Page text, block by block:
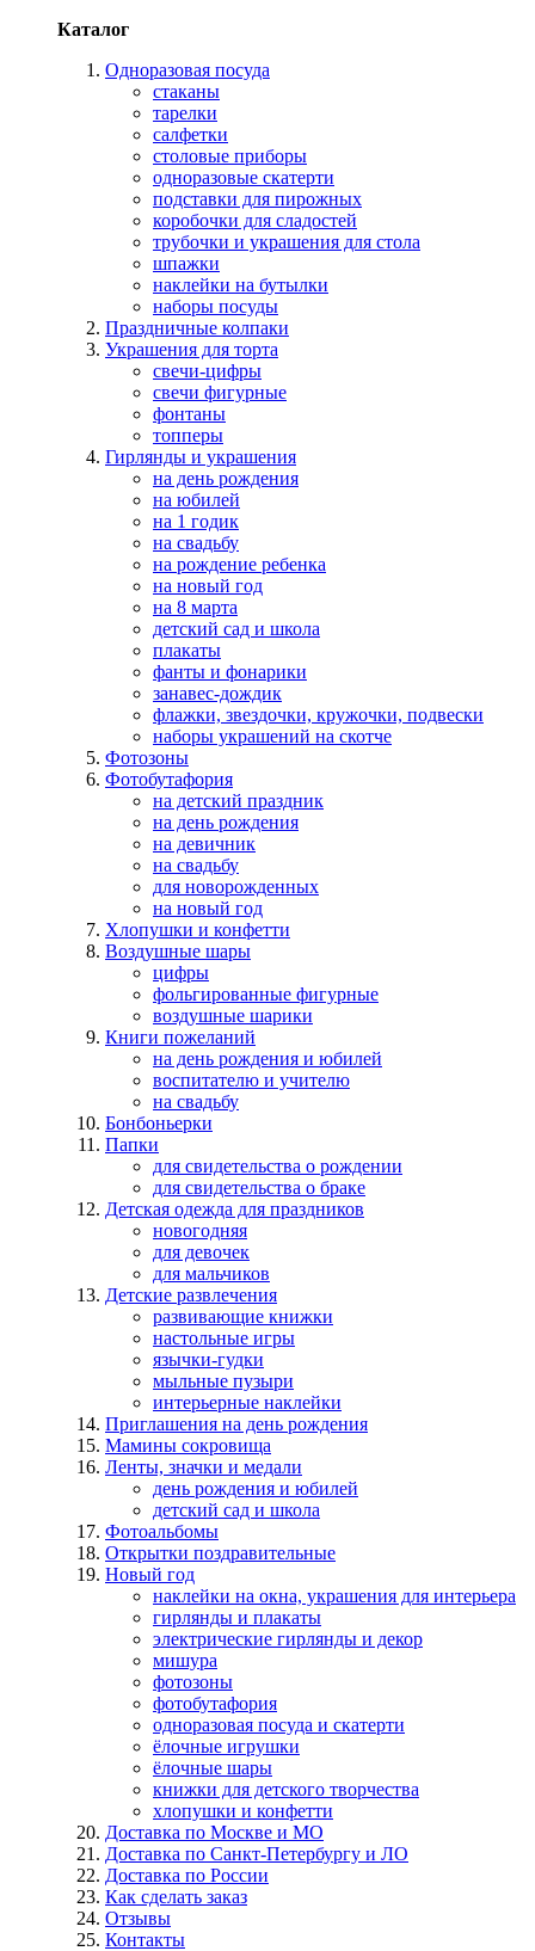
Каталог
Одноразовая посуда
стаканы
тарелки
салфетки
столовые приборы
одноразовые скатерти
подставки для пирожных
коробочки для сладостей
трубочки и украшения для стола
шпажки
наклейки на бутылки
наборы посуды
Праздничные колпаки
Украшения для торта
свечи-цифры
свечи фигурные
фонтаны
топперы
Гирлянды и украшения
на день рождения
на юбилей
на 1 годик
на свадьбу
на рождение ребенка
на новый год
на 8 марта
детский сад и школа
плакаты
фанты и фонарики
занавес-дождик
флажки, звездочки, кружочки, подвески
наборы украшений на скотче
Фотозоны
Фотобутафория
на детский праздник
на день рождения
на девичник
на свадьбу
для новорожденных
на новый год
Хлопушки и конфетти
Воздушные шары
цифры
фольгированные фигурные
воздушные шарики
Книги пожеланий
на день рождения и юбилей
воспитателю и учителю
на свадьбу
Бонбоньерки
Папки
для свидетельства о рождении
для свидетельства о браке
Детская одежда для праздников
новогодняя
для девочек
для мальчиков
Детские развлечения
развивающие книжки
настольные игры
язычки-гудки
мыльные пузыри
интерьерные наклейки
Приглашения на день рождения
Мамины сокровища
Ленты, значки и медали
день рождения и юбилей
детский сад и школа
Фотоальбомы
Открытки поздравительные
Новый год
наклейки на окна, украшения для интерьера
гирлянды и плакаты
электрические гирлянды и декор
мишура
фотозоны
фотобутафория
одноразовая посуда и скатерти
ёлочные игрушки
ёлочные шары
книжки для детского творчества
хлопушки и конфетти
Доставка по Москве и МО
Доставка по Санкт-Петербургу и ЛО
Доставка по России
Как сделать заказ
Отзывы
Контакты